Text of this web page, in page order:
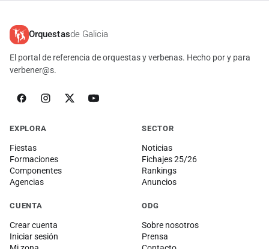
Orquestasde Galicia
El portal de referencia de orquestas y verbenas. Hecho por y para
verbener@s.
EXPLORA
Fiestas
Formaciones
Componentes
Agencias
SECTOR
Noticias
Fichajes 25/26
Rankings
Anuncios
CUENTA
Crear cuenta
Iniciar sesión
ODG
Sobre nosotros
Prensa